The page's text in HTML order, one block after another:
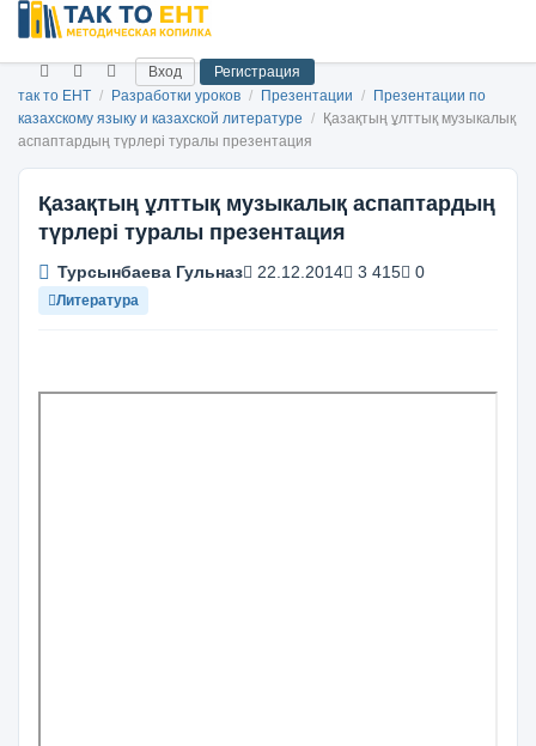
Вход
Регистрация
так то ЕНТ / Разработки уроков / Презентации /
Презентации по
казахскому языку и казахской литературе /
Қазақтың ұлттық музыкалық
аспаптардың түрлері туралы презентация
Қазақтың ұлттық музыкалық аспаптардың
түрлері туралы презентация
Турсынбаева Гульназ 22.12.2014 3 415 0
Литература